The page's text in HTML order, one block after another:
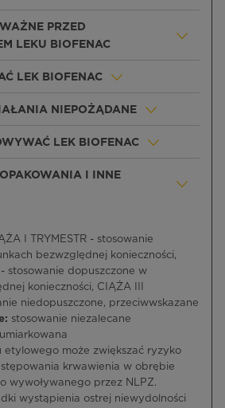
PRZED
LEKU BIOFENAC
LEK BIOFENAC
NIEPOŻĄDANE
LEK BIOFENAC
I INNE
I TRYMESTR - stosowanie
bezwzględnej konieczności,
- stosowanie dopuszczone w
konieczności, CIĄŻA III
niedopuszczone, przeciwwskazane
stosowanie niezalecane
umiarkowana
etylowego może zwiększać ryzyko
krwawienia w obrębie
wywoływanego przez NLPZ.
wystąpienia ostrej niewydolności